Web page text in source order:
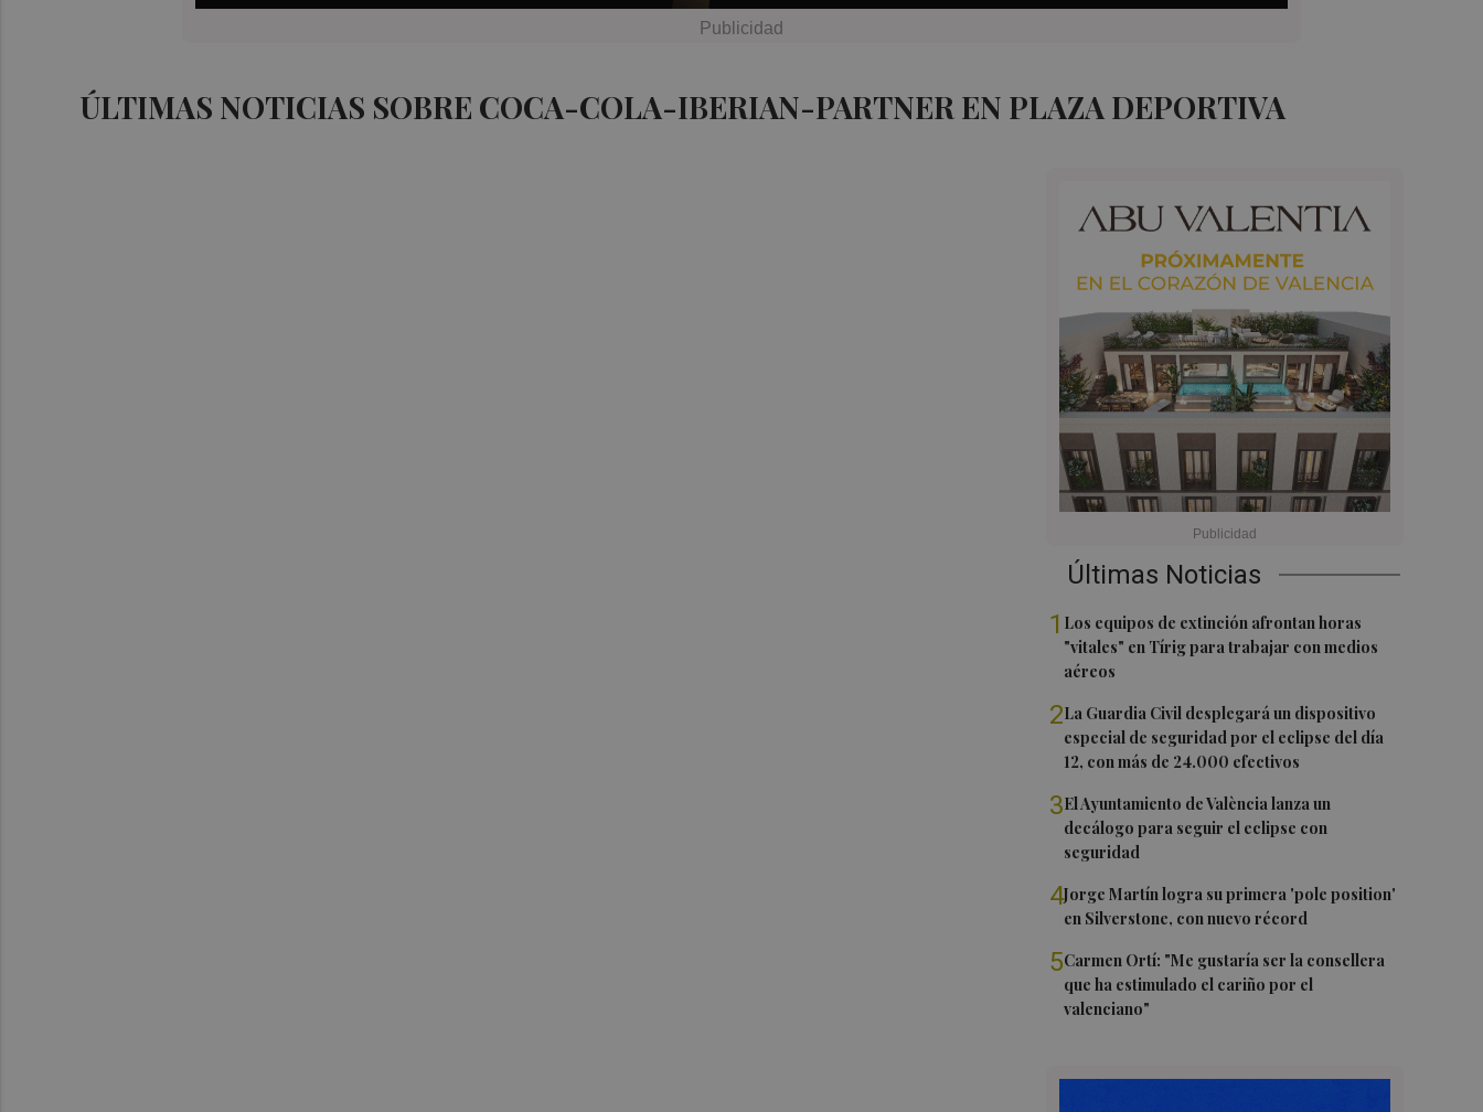
ÚLTIMAS NOTICIAS SOBRE COCA-COLA-IBERIAN-PARTNER EN PLAZA DEPORTIVA
Últimas Noticias
1 Los equipos de extinción afrontan horas
"vitales" en Tírig para trabajar con medios
aéreos
2La Guardia Civil desplegará un dispositivo
especial de seguridad por el eclipse del día
12, con más de 24.000 efectivos
3El Ayuntamiento de València lanza un
decálogo para seguir el eclipse con
seguridad
4Jorge Martín logra su primera 'pole position'
en Silverstone, con nuevo récord
5Carmen Ortí: "Me gustaría ser la consellera
que ha estimulado el cariño por el
valenciano"